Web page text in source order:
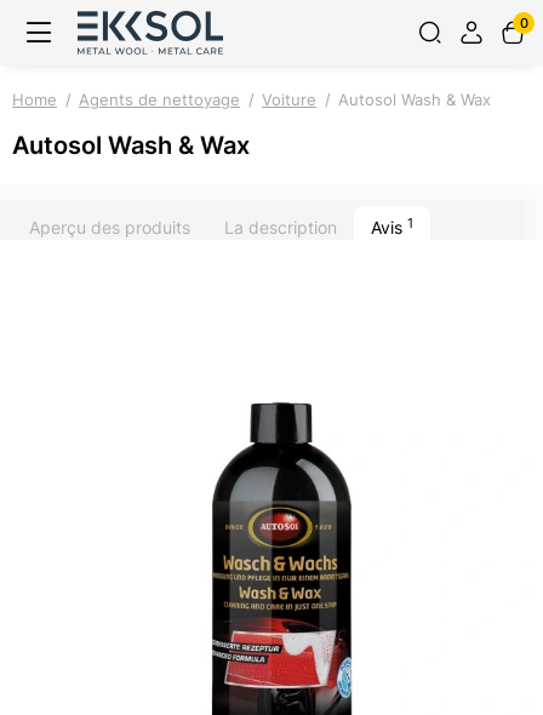
0
Home Agents de nettoyage Voiture Autosol Wash & Wax
Autosol Wash & Wax
Aperçu des produits La description Avis 1